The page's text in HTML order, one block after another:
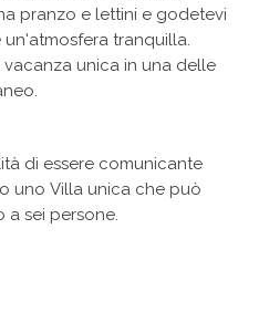
pranzo e lettini e godetevi
tranquilla.
unica in una delle
di essere comunicante
uno Villa unica che può
a sei persone.